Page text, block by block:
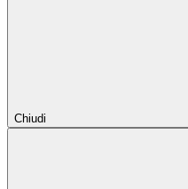
Chiudi